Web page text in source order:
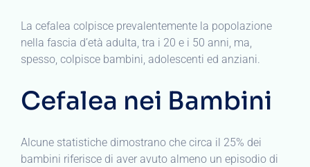
La cefalea colpisce prevalentemente la popolazione
nella fascia d’età adulta, tra i 20 e i 50 anni, ma,
spesso, colpisce bambini, adolescenti ed anziani.
Cefalea nei Bambini
Alcune statistiche dimostrano che circa il 25% dei
bambini riferisce di aver avuto almeno un episodio di